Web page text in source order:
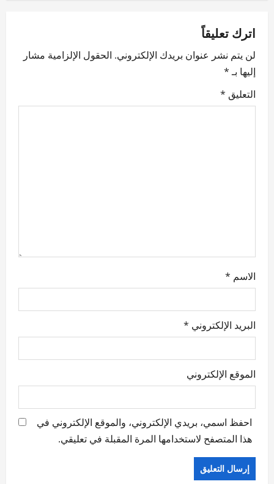
v
i
g
a
اترك تعليقاً
لن يتم نشر عنوان بريدك الإلكتروني. الحقول الإلزامية مشار
إليها بـ*
التعليق *
الاسم *
البريد الإلكتروني *
الموقع الإلكتروني
احفظ اسمي، بريدي الإلكتروني، والموقع الإلكتروني في
هذا المتصفح لاستخدامها المرة المقبلة في تعليقي.